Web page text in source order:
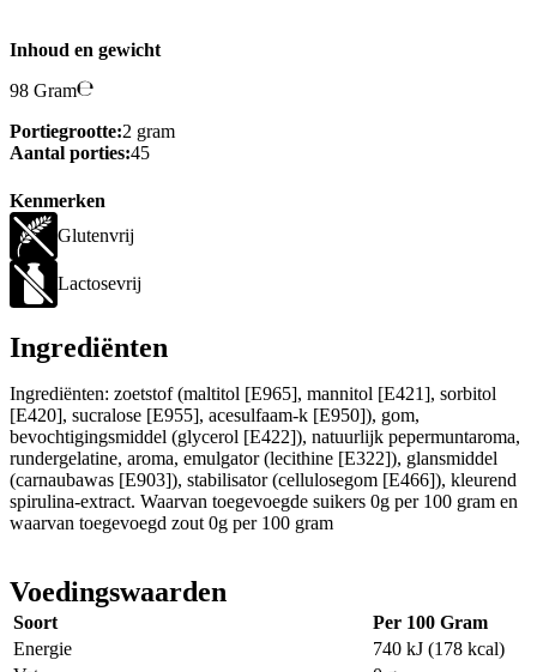
Inhoud en gewicht
98 Gram
Portiegrootte:2 gram
Aantal porties:45
Kenmerken
Glutenvrij
Lactosevrij
Ingrediënten
Ingrediënten: zoetstof (maltitol [E965], mannitol [E421], sorbitol
[E420], sucralose [E955], acesulfaam-k [E950]), gom,
bevochtigingsmiddel (glycerol [E422]), natuurlijk pepermuntaroma,
rundergelatine, aroma, emulgator (lecithine [E322]), glansmiddel
(carnaubawas [E903]), stabilisator (cellulosegom [E466]), kleurend
spirulina-extract. Waarvan toegevoegde suikers 0g per 100 gram en
waarvan toegevoegd zout 0g per 100 gram
Voedingswaarden
Soort
Per 100 Gram
Energie
740 kJ (178 kcal)